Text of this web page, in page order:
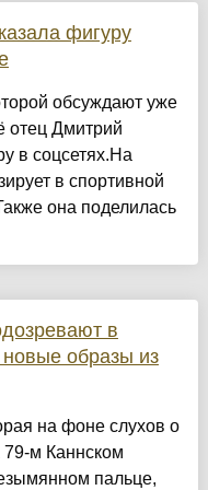
фигуру
обсуждают уже
отец Дмитрий
в соцсетях.На
в спортивной
она поделилась
в
образы из
на фоне слухов о
79-м Каннском
пальце,